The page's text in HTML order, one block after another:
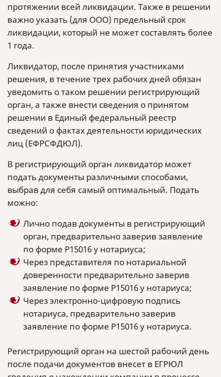
протяжении всей ликвидации. Также в решении
важно указать (для ООО) предельный срок
ликвидации, который не может составлять более
1 года.
Ликвидатор, после принятия участниками
решения, в течение трех рабочих дней обязан
уведомить о таком решении регистрирующий
орган, а также внести сведения о принятом
решении в Единый федеральный реестр
сведений о фактах деятельности юридических
лиц (ЕФРСФДЮЛ).
В регистрирующий орган ликвидатор может
подать документы различными способами,
выбрав для себя самый оптимальный. Подать
можно:
Лично подав документы в регистрирующий
орган, предварительно заверив заявление
по форме Р15016 у нотариуса;
Через представителя по нотариальной
доверенности предварительно заверив
заявление по форме Р15016 у нотариуса;
Через электронно-цифровую подпись
нотариуса, предварительно заверив
заявление по форме Р15016 у нотариуса.
Регистрирующий орган на шестой рабочий день
после подачи документов внесет в ЕГРЮЛ